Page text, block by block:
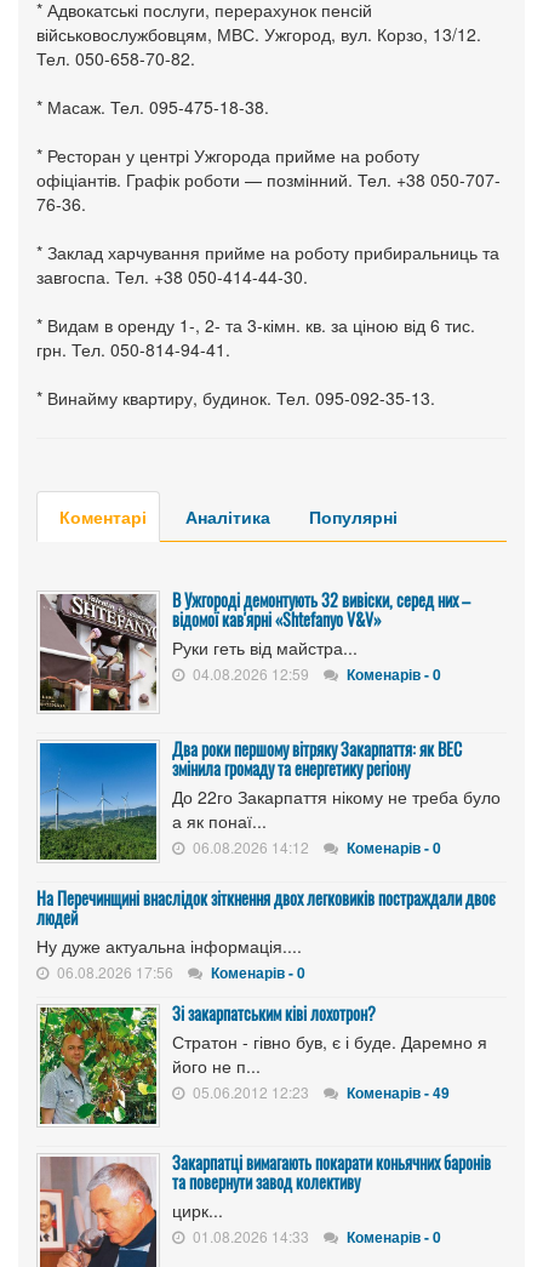
* Адвокатські послуги, перерахунок пенсій
військовослужбовцям, МВС. Ужгород, вул. Корзо, 13/12.
Тел. 050-658-70-82.
* Масаж. Тел. 095-475-18-38.
* Ресторан у центрі Ужгорода прийме на роботу
офіціантів. Графік роботи — позмінний. Тел. +38 050-707-
76-36.
* Заклад харчування прийме на роботу прибиральниць та
завгоспа. Тел. +38 050-414-44-30.
* Видам в оренду 1-, 2- та 3-кімн. кв. за ціною від 6 тис.
грн. Тел. 050-814-94-41.
* Винайму квартиру, будинок. Тел. 095-092-35-13.
Коментарі Аналітика Популярні
В Ужгороді демонтують 32 вивіски, серед них –
відомої кав'ярні «Shtefanyo V&V»
Руки геть від майстра...
04.08.2026 12:59 Коменарів - 0
Два роки першому вітряку Закарпаття: як ВЕС
змінила громаду та енергетику регіону
До 22го Закарпаття нікому не треба було
а як понаї...
06.08.2026 14:12 Коменарів - 0
На Перечинщині внаслідок зіткнення двох легковиків постраждали двоє
людей
Ну дуже актуальна інформація....
06.08.2026 17:56 Коменарів - 0
Зі закарпатським ківі лохотрон?
Стратон - гівно був, є і буде. Даремно я
його не п...
05.06.2012 12:23 Коменарів - 49
Закарпатці вимагають покарати коньячних баронів
та повернути завод колективу
цирк...
01.08.2026 14:33 Коменарів - 0